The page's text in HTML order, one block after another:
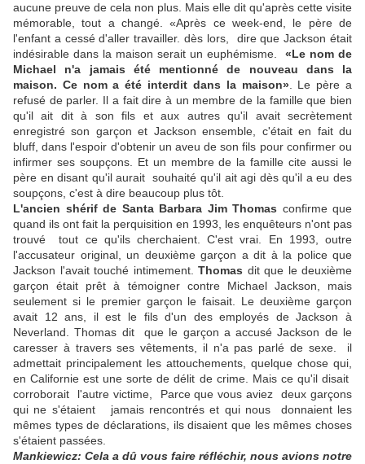
aucune preuve de cela non plus. Mais elle dit qu'après cette visite
mémorable, tout a changé. «Après ce week-end, le père de
l'enfant a cessé d'aller travailler. dès lors, dire que Jackson était
indésirable dans la maison serait un euphémisme. «Le nom de
Michael n'a jamais été mentionné de nouveau dans la
maison. Ce nom a été interdit dans la maison». Le père a
refusé de parler. Il a fait dire à un membre de la famille que bien
qu'il ait dit à son fils et aux autres qu'il avait secrètement
enregistré son garçon et Jackson ensemble, c'était en fait du
bluff, dans l'espoir d'obtenir un aveu de son fils pour confirmer ou
infirmer ses soupçons. Et un membre de la famille cite aussi le
père en disant qu'il aurait souhaité qu'il ait agi dès qu'il a eu des
soupçons, c'est à dire beaucoup plus tôt.
L'ancien shérif de Santa Barbara Jim Thomas confirme que
quand ils ont fait la perquisition en 1993, les enquêteurs n'ont pas
trouvé tout ce qu'ils cherchaient. C'est vrai. En 1993, outre
l'accusateur original, un deuxième garçon a dit à la police que
Jackson l'avait touché intimement. Thomas dit que le deuxième
garçon était prêt à témoigner contre Michael Jackson, mais
seulement si le premier garçon le faisait. Le deuxième garçon
avait 12 ans, il est le fils d'un des employés de Jackson à
Neverland. Thomas dit que le garçon a accusé Jackson de le
caresser à travers ses vêtements, il n'a pas parlé de sexe. il
admettait principalement les attouchements, quelque chose qui,
en Californie est une sorte de délit de crime. Mais ce qu'il disait
corroborait l'autre victime, Parce que vous aviez deux garçons
qui ne s'étaient jamais rencontrés et qui nous donnaient les
mêmes types de déclarations, ils disaient que les mêmes choses
s'étaient passées.
Mankiewicz: Cela a dû vous faire réfléchir, nous avions notre